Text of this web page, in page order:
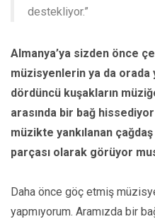
destekliyor.”
Almanya’ya sizden önce
müzisyenlerin ya da orada
dördüncü kuşakların
arasında bir bağ
müzikte yankılanan
parçası olarak görüyor
Daha önce göç etmiş
yapmıyorum. Aramızda bir